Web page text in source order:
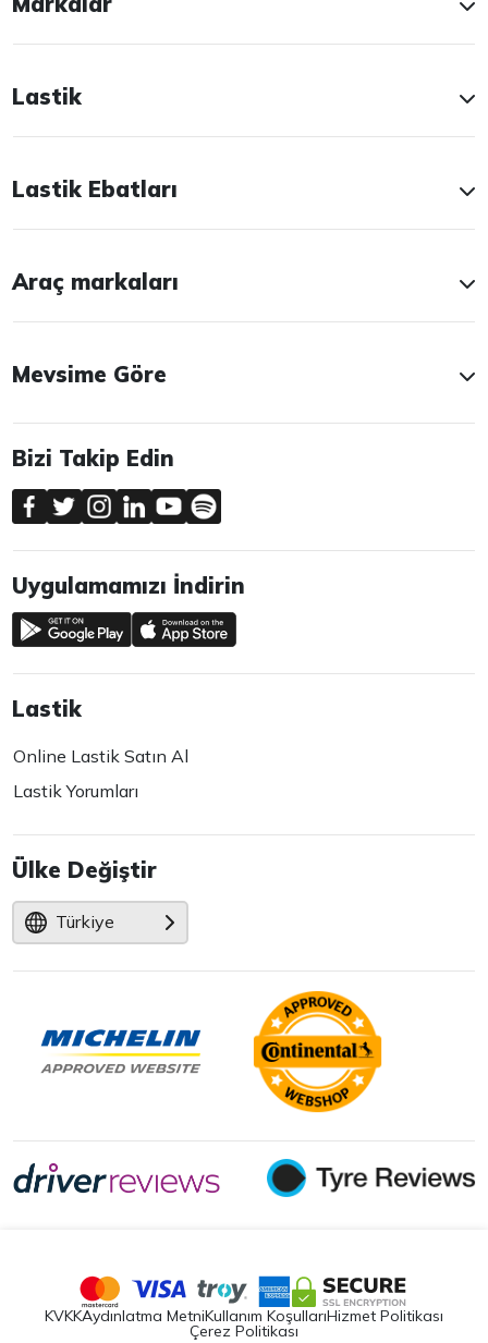
Lastik
Lastik Ebatları
Araç markaları
Mevsime Göre
Bizi Takip Edin
Uygulamamızı İndirin
Lastik
Online Lastik Satın Al
Lastik Yorumları
Ülke Değiştir
Türkiye
KVKKAydınlatma MetniKullanım KoşullarıHizmet Politikası
Çerez Politikası